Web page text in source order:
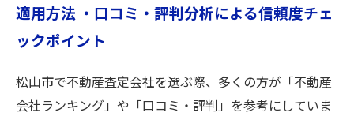
適用方法 ・口コミ・評判分析による信頼度チェ
ックポイント
松山市で不動産査定会社を選ぶ際、多くの方が「不動産
会社ランキング」や「口コミ・評判」を参考にしていま